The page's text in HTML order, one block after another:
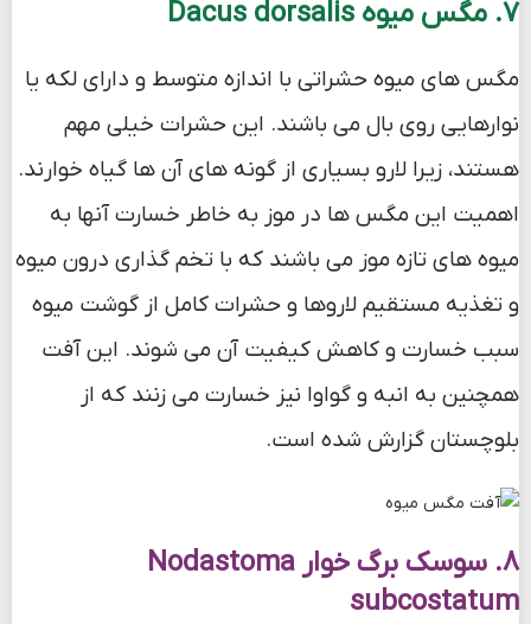
7. مگس میوه Dacus dorsalis
مگس های میوه حشراتی با اندازه متوسط و دارای لکه یا
نوارهایی روی بال می باشند. این حشرات خیلی مهم
هستند، زیرا لارو بسیاری از گونه های آن ها گیاه خوارند.
اهمیت این مگس ها در موز به خاطر خسارت آنها به
میوه های تازه موز می باشند که با تخم گذاری درون میوه
و تغذیه مستقیم لاروها و حشرات کامل از گوشت میوه
سبب خسارت و کاهش کیفیت آن می شوند. این آفت
همچنین به انبه و گواوا نیز خسارت می زنند که از
بلوچستان گزارش شده است.
8. سوسک برگ خوار Nodastoma
subcostatum